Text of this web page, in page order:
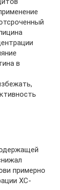
в
примерно
ХС-